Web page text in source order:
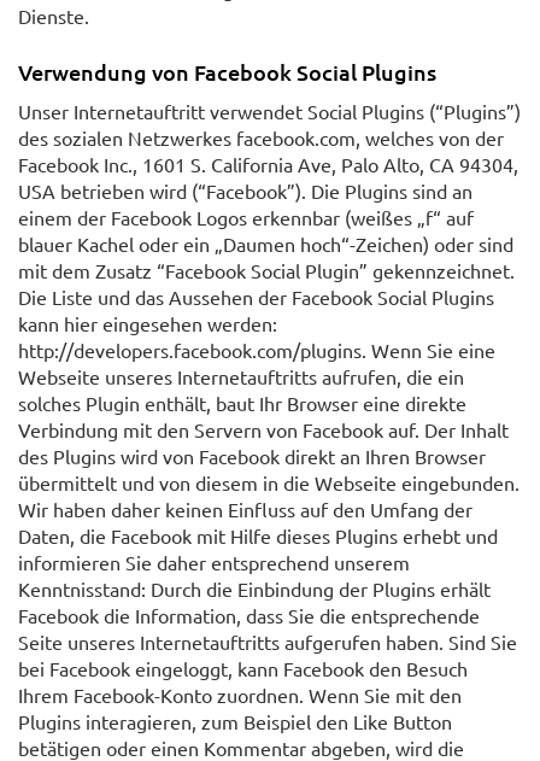
Dienste.
Verwendung von Facebook Social Plugins
Unser Internetauftritt verwendet Social Plugins (“Plugins”)
des sozialen Netzwerkes facebook.com, welches von der
Facebook Inc., 1601 S. California Ave, Palo Alto, CA 94304,
USA betrieben wird (“Facebook”). Die Plugins sind an
einem der Facebook Logos erkennbar (weißes „f“ auf
blauer Kachel oder ein „Daumen hoch“-Zeichen) oder sind
mit dem Zusatz “Facebook Social Plugin” gekennzeichnet.
Die Liste und das Aussehen der Facebook Social Plugins
kann hier eingesehen werden:
http://developers.facebook.com/plugins. Wenn Sie eine
Webseite unseres Internetauftritts aufrufen, die ein
solches Plugin enthält, baut Ihr Browser eine direkte
Verbindung mit den Servern von Facebook auf. Der Inhalt
des Plugins wird von Facebook direkt an Ihren Browser
übermittelt und von diesem in die Webseite eingebunden.
Wir haben daher keinen Einfluss auf den Umfang der
Daten, die Facebook mit Hilfe dieses Plugins erhebt und
informieren Sie daher entsprechend unserem
Kenntnisstand: Durch die Einbindung der Plugins erhält
Facebook die Information, dass Sie die entsprechende
Seite unseres Internetauftritts aufgerufen haben. Sind Sie
bei Facebook eingeloggt, kann Facebook den Besuch
Ihrem Facebook-Konto zuordnen. Wenn Sie mit den
Plugins interagieren, zum Beispiel den Like Button
betätigen oder einen Kommentar abgeben, wird die